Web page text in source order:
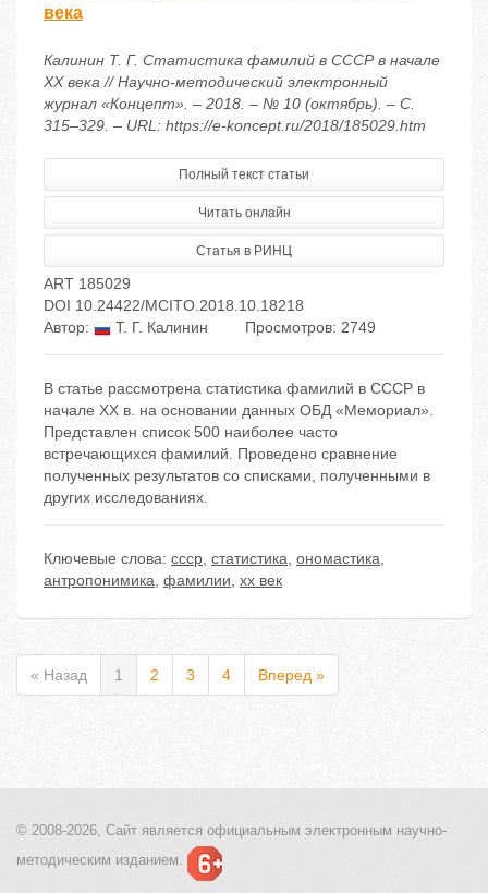
века
Калинин Т. Г. Статистика фамилий в СССР в начале
XX века // Научно-методический электронный
журнал «Концепт». – 2018. – № 10 (октябрь). – С.
315–329. – URL: https://e-koncept.ru/2018/185029.htm
Полный текст статьи
Читать онлайн
Статья в РИНЦ
ART 185029
DOI 10.24422/MCITO.2018.10.18218
Автор:
Т. Г. Калинин Просмотров: 2749
В статье рассмотрена статистика фамилий в СССР в
начале XX в. на основании данных ОБД «Мемориал».
Представлен список 500 наиболее часто
встречающихся фамилий. Проведено сравнение
полученных результатов со списками, полученными в
других исследованиях.
Ключевые слова: ссср, статистика, ономастика,
антропонимика, фамилии, xx век
« Назад 1 2 3 4 Вперед »
© 2008-2026, Сайт является официальным электронным научно-
методическим изданием.